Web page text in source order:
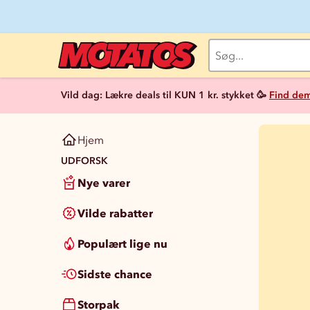
Vild dag: Lækre deals til KUN 1 kr. stykket 🥳 Find
Hjem
UDFORSK
Nye varer
Vilde rabatter
Populært lige nu
Sidste chance
Storpak